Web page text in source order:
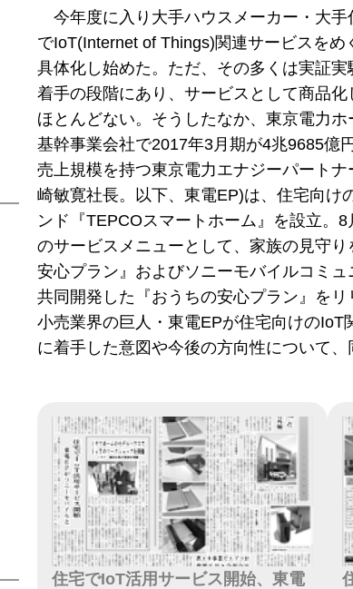
今年度に入り大手ハウスメーカー・大手
でIoT(Internet of Things)関連サービスをめ
具体化し始めた。ただ、その多くは実証実
着手の段階にあり、サービスとして商品
ほとんどない。そうしたなか、東京電力
基幹事業会社で2017年3月期が4兆9685億
売上規模を持つ東京電力エナジーパートナ
崎敏寛社長。以下、東電EP)は、住宅向け
ンド『TEPCOスマートホーム』を設立。
のサービスメニューとして、家族の見守り
安心プラン』およびソニーモバイルコミュ
共同開発した『おうちの安心プラン』をリ
小売業界の巨人・東電EPが住宅向けのIoT
に着手した意図や今後の方向性について
住宅でIoT活用サービス開始、東電